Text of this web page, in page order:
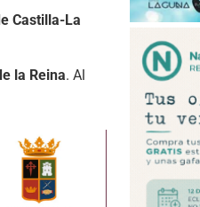
Castilla-La
la Reina. Al